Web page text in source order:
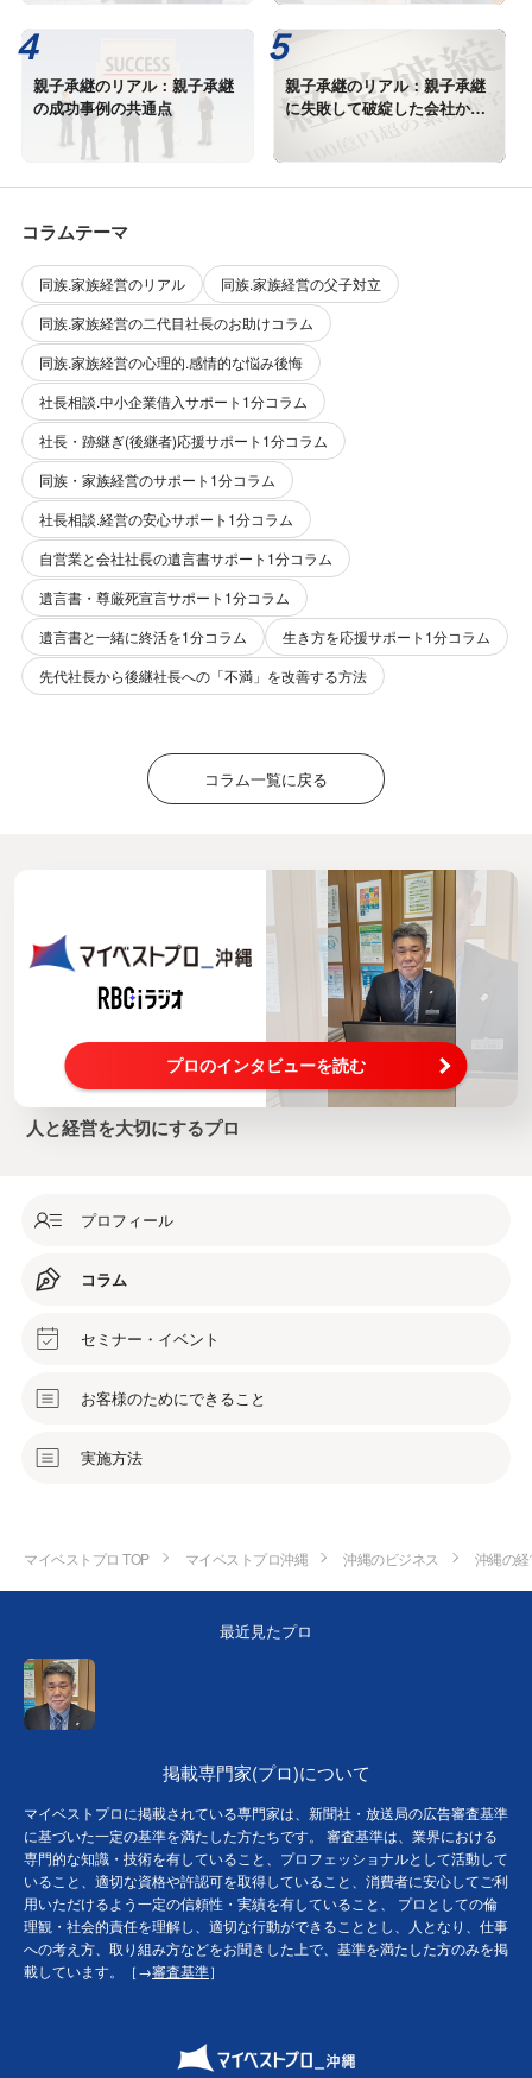
親子承継のリアル：親子承継
の成功事例の共通点
親子承継のリアル：親子承継
に失敗して破綻した会社から
学ぶ事
コラムテーマ
同族.家族経営のリアル
同族.家族経営の父子対立
同族.家族経営の二代目社長のお助けコラム
同族.家族経営の心理的.感情的な悩み後悔
社長相談.中小企業借入サポート1分コラム
社長・跡継ぎ(後継者)応援サポート1分コラム
同族・家族経営のサポート1分コラム
社長相談.経営の安心サポート1分コラム
自営業と会社社長の遺言書サポート1分コラム
遺言書・尊厳死宣言サポート1分コラム
遺言書と一緒に終活を1分コラム
生き方を応援サポート1分コラム
先代社長から後継社長への「不満」を改善する方法
コラム一覧に戻る
プロのインタビューを読む
人と経営を大切にするプロ
プロフィール
コラム
セミナー・イベント
お客様のためにできること
実施方法
マイベストプロ TOP マイベストプロ沖縄 沖縄のビジネス 沖縄の
最近見たプロ
掲載専門家(プロ)について
マイベストプロに掲載されている専門家は、新聞社・放送局の広告審査基準
に基づいた一定の基準を満たした方たちです。 審査基準は、業界における
専門的な知識・技術を有していること、プロフェッショナルとして活動して
いること、適切な資格や許認可を取得していること、消費者に安心してご利
用いただけるよう一定の信頼性・実績を有していること、 プロとしての倫
理観・社会的責任を理解し、適切な行動ができることとし、人となり、仕事
への考え方、取り組み方などをお聞きした上で、基準を満たした方のみを掲
載しています。［→審査基準］